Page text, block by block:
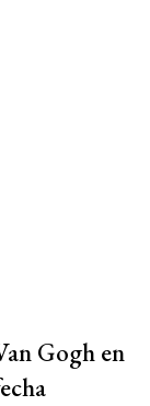
Gogh en